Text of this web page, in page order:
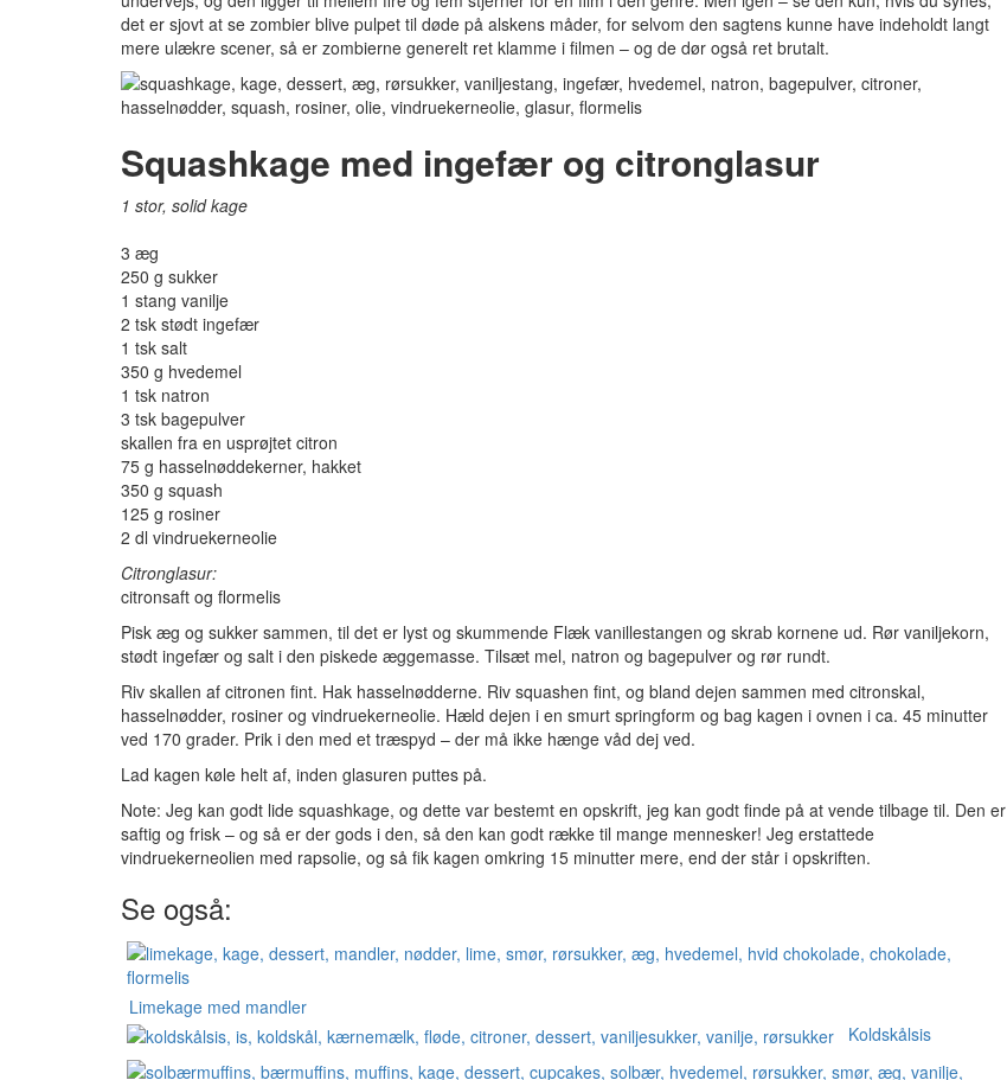
det er sjovt at se zombier blive pulpet til døde på alskens måder, for selvom den sagtens kunne have indeholdt langt
mere ulækre scener, så er zombierne generelt ret klamme i filmen – og de dør også ret brutalt.
Squashkage med ingefær og citronglasur
1 stor, solid kage
3 æg
250 g sukker
1 stang vanilje
2 tsk stødt ingefær
1 tsk salt
350 g hvedemel
1 tsk natron
3 tsk bagepulver
skallen fra en usprøjtet citron
75 g hasselnøddekerner, hakket
350 g squash
125 g rosiner
2 dl vindruekerneolie
Citronglasur:
citronsaft og flormelis
Pisk æg og sukker sammen, til det er lyst og skummende Flæk vanillestangen og skrab kornene ud. Rør vaniljekorn,
stødt ingefær og salt i den piskede æggemasse. Tilsæt mel, natron og bagepulver og rør rundt.
Riv skallen af citronen fint. Hak hasselnødderne. Riv squashen fint, og bland dejen sammen med citronskal,
hasselnødder, rosiner og vindruekerneolie. Hæld dejen i en smurt springform og bag kagen i ovnen i ca. 45 minutter
ved 170 grader. Prik i den med et træspyd – der må ikke hænge våd dej ved.
Lad kagen køle helt af, inden glasuren puttes på.
Note: Jeg kan godt lide squashkage, og dette var bestemt en opskrift, jeg kan godt finde på at vende tilbage til. Den er
saftig og frisk – og så er der gods i den, så den kan godt række til mange mennesker! Jeg erstattede
vindruekerneolien med rapsolie, og så fik kagen omkring 15 minutter mere, end der står i opskriften.
Se også:
Limekage med mandler
Koldskålsis